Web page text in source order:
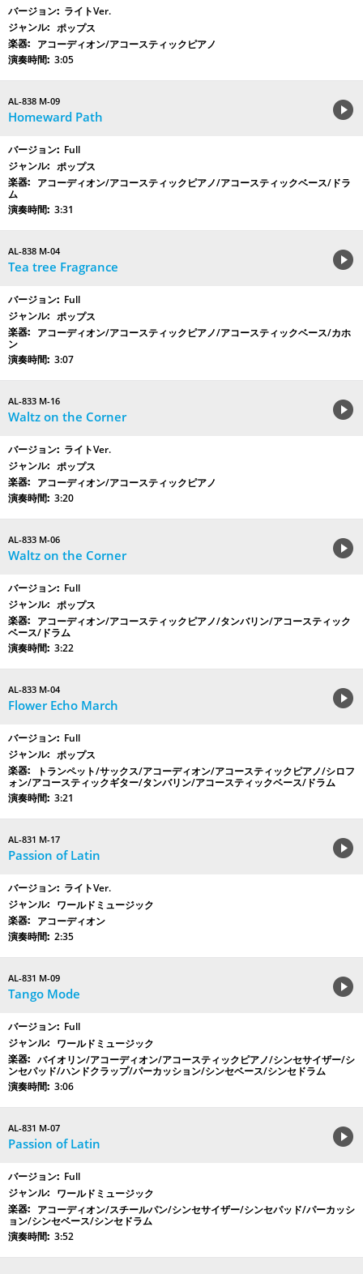
ライトVer.
ポップス
アコーディオン/アコースティックピアノ
3:05
AL-838 M-09
Homeward Path
Full
ポップス
アコーディオン/アコースティックピアノ/アコースティックベース/ドラ
ム
3:31
AL-838 M-04
Tea tree Fragrance
Full
ポップス
アコーディオン/アコースティックピアノ/アコースティックベース/カホ
ン
3:07
AL-833 M-16
Waltz on the Corner
ライトVer.
ポップス
アコーディオン/アコースティックピアノ
3:20
AL-833 M-06
Waltz on the Corner
Full
ポップス
アコーディオン/アコースティックピアノ/タンバリン/アコースティック
ベース/ドラム
3:22
AL-833 M-04
Flower Echo March
Full
ポップス
トランペット/サックス/アコーディオン/アコースティックピアノ/シロフ
ォン/アコースティックギター/タンバリン/アコースティックベース/ドラム
3:21
AL-831 M-17
Passion of Latin
ライトVer.
ワールドミュージック
アコーディオン
2:35
AL-831 M-09
Tango Mode
Full
ワールドミュージック
バイオリン/アコーディオン/アコースティックピアノ/シンセサイザー/シ
ンセパッド/ハンドクラップ/パーカッション/シンセベース/シンセドラム
3:06
AL-831 M-07
Passion of Latin
Full
ワールドミュージック
アコーディオン/スチールパン/シンセサイザー/シンセパッド/パーカッシ
ョン/シンセベース/シンセドラム
3:52